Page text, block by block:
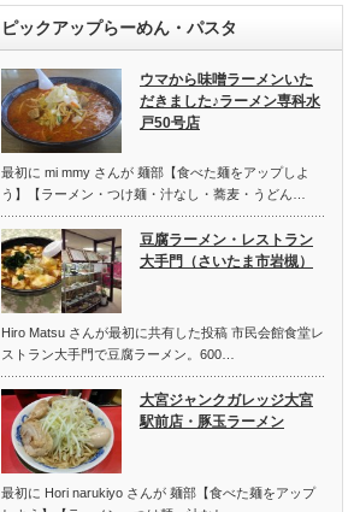
ピックアップらーめん・パスタ
ウマから味噌ラーメンいた
だきました♪ラーメン専科水
戸50号店
最初に mi mmy さんが 麺部【食べた麺をアップしよ
う】【ラーメン・つけ麺・汁なし・蕎麦・うどん…
豆腐ラーメン・レストラン
大手門（さいたま市岩槻）
Hiro Matsu さんが最初に共有した投稿 市民会館食堂レ
ストラン大手門で豆腐ラーメン。600…
大宮ジャンクガレッジ大宮
駅前店・豚玉ラーメン
最初に Hori narukiyo さんが 麺部【食べた麺をアップ